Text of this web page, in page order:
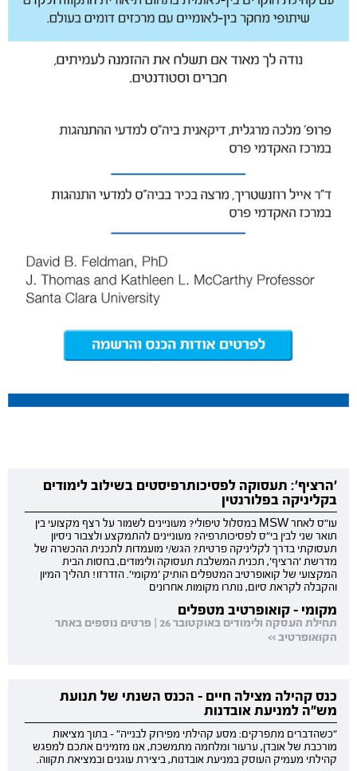
'הרציף': תעסוקה לפסיכותרפיסטים בשילוב לימודים
בקליניקה בפלורנטין
עו"ס לאחר MSW במסלול טיפולי? מעוניינים לשמור על רצף מקצועי בין
תואר שני לבין בי"ס לפסיכותרפיה? מעוניינים להתמקצע ולצבור ניסיון
תעסוקתי בדרך לקליניקה פרטית? הגש/י מועמדות לתכנית ההכשרה של
מדרשת 'הרציף', תכנית המשלבת תעסוקה ולימודים, בחסות הבית
המקצועי של קואופרטיב המטפלים הותיק 'מקומי'. הזדרזו! תהליך המיון
והקבלה לקראת סיום, נותרו מקומות אחרונים
מקומי - קואופרטיב מטפלים
תחילת העסקה ולימודים באוקטובר 26 | פרטים נוספים באתר
הקואופרטיב >>
כנס קהילה מצילה חיים - הכנס השנתי של תנועת
מש"ה למניעת אובדנות
"כשהדברים מתפרקים: מסע קהילתי מפירוק לבנייה" - בתוך מציאות
מורכבת של אובדן, ערעור ומלחמה מתמשכת, אנו מזמינים אתכם למפגש
קהילתי מעמיק העוסק במניעת אובדנות, ביצירת עוגנים ובמציאת תקווה.